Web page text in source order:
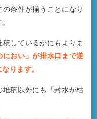
条件が揃うことになり
しているかにもよりま
におい」が排水口まで逆
ります。
堆積以外にも「封水が枯